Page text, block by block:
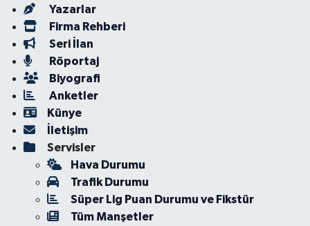
Yazarlar
Firma Rehberi
Seri İlan
Röportaj
Biyografi
Anketler
Künye
İletişim
Servisler
Hava Durumu
Trafik Durumu
Süper Lig Puan Durumu ve Fikstür
Tüm Manşetler